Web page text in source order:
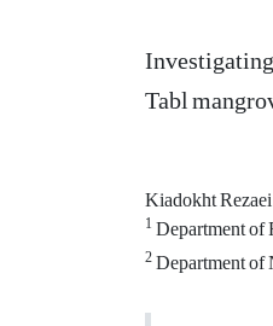
Tabl
Kiadokht Rezaei
1Department of
2Department of